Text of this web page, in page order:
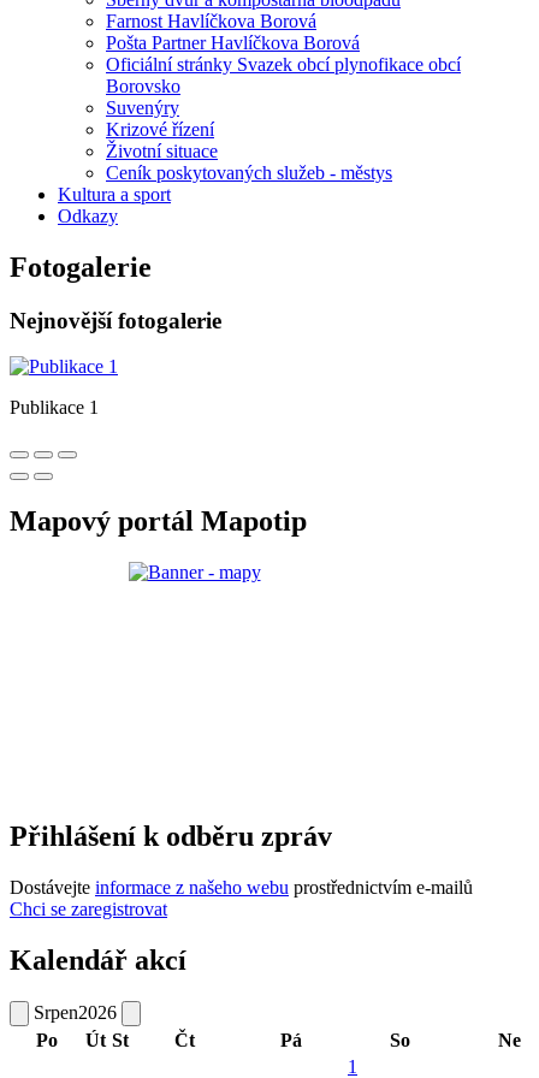
Farnost Havlíčkova Borová
Pošta Partner Havlíčkova Borová
Oficiální stránky Svazek obcí plynofikace obcí
Borovsko
Suvenýry
Krizové řízení
Životní situace
Ceník poskytovaných služeb - městys
Kultura a sport
Odkazy
Fotogalerie
Nejnovější fotogalerie
Publikace 1
Mapový portál Mapotip
Přihlášení k odběru zpráv
Dostávejte informace z našeho webu prostřednictvím e-mailů
Chci se zaregistrovat
Kalendář akcí
Srpen2026
Po
Út St Čt Pá So Ne
1